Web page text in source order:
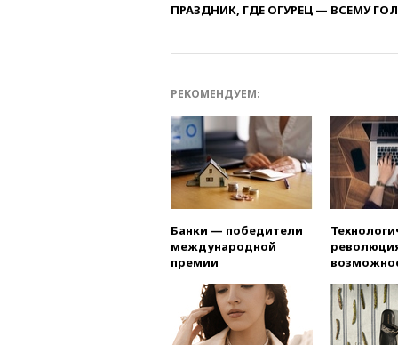
ПРАЗДНИК, ГДЕ ОГУРЕЦ — ВСЕМУ
РЕКОМЕНДУЕМ:
Банки — победители
международной
премии